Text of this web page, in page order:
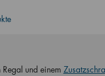
und einem